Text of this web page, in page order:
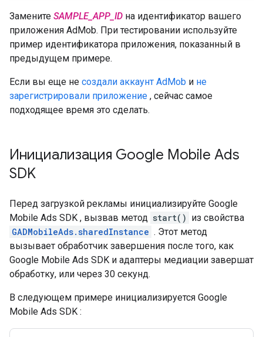
Замените SAMPLE_APP_ID на идентификатор вашего
приложения AdMob. При тестировании используйте
пример идентификатора приложения, показанный в
предыдущем примере.
Если вы еще не создали аккаунт AdMob и не
зарегистрировали приложение , сейчас самое
подходящее время это сделать.
Инициализация Google Mobile Ads
SDK
Перед загрузкой рекламы инициализируйте Google
Mobile Ads SDK , вызвав метод start() из свойства
GADMobileAds.sharedInstance . Этот метод
вызывает обработчик завершения после того, как
Google Mobile Ads SDK и адаптеры медиации завершат
обработку, или через 30 секунд.
В следующем примере инициализируется Google
Mobile Ads SDK :